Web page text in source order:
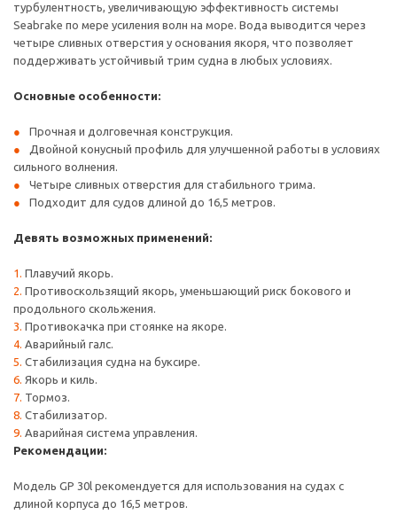
турбулентность, увеличивающую эффективность системы
Seabrake по мере усиления волн на море. Вода выводится через
четыре сливных отверстия у основания якоря, что позволяет
поддерживать устойчивый трим судна в любых условиях.
Основные особенности:
Прочная и долговечная конструкция.
Двойной конусный профиль для улучшенной работы в условиях
сильного волнения.
Четыре сливных отверстия для стабильного трима.
Подходит для судов длиной до 16,5 метров.
Девять возможных применений:
Плавучий якорь.
Противоскользящий якорь, уменьшающий риск бокового и
продольного скольжения.
Противокачка при стоянке на якоре.
Аварийный галс.
Стабилизация судна на буксире.
Якорь и киль.
Тормоз.
Стабилизатор.
Аварийная система управления.
Рекомендации:
Модель GP 30l рекомендуется для использования на судах с
длиной корпуса до 16,5 метров.